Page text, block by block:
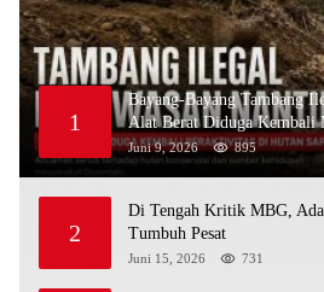
1
Bayang-Bayang Tambang
Alat Berat Diduga Kembali
Juni 9, 2026 895
2
Di Tengah Kritik MBG,
Tumbuh Pesat
Juni 15, 2026 731